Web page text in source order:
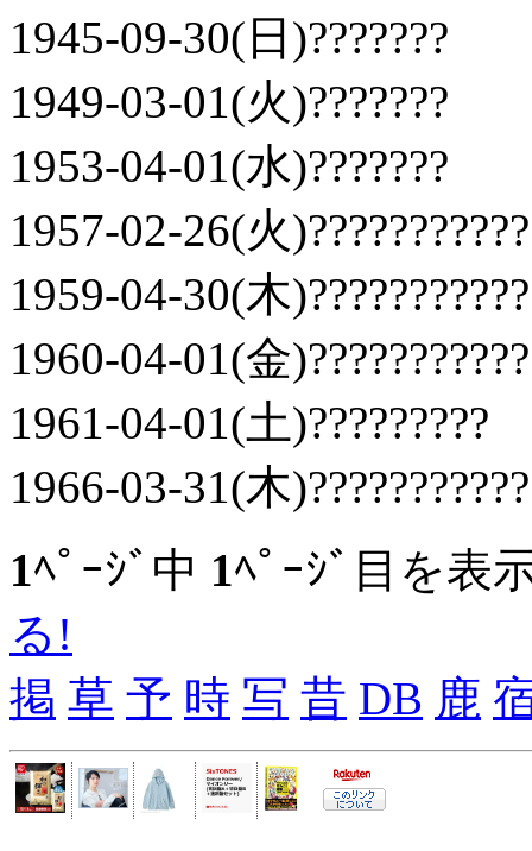
1945-09-30(日)???????
1949-03-01(火)???????
1953-04-01(水)???????
1957-02-26(火
1959-04-30(木
1960-04-01(金
1961-04-01(土)?????????
1966-03-31(木
1ﾍﾟｰｼﾞ中 1ﾍﾟｰｼﾞ目を表
る!
掲 草 予 時 写 昔 DB 鹿